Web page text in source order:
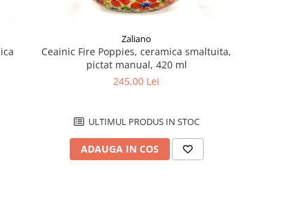
Zaliano
Ceainic Fire Poppies, ceramica smaltuita,
pictat manual, 420 ml
245,00 Lei
ULTIMUL PRODUS IN STOC
ADAUGA IN COS